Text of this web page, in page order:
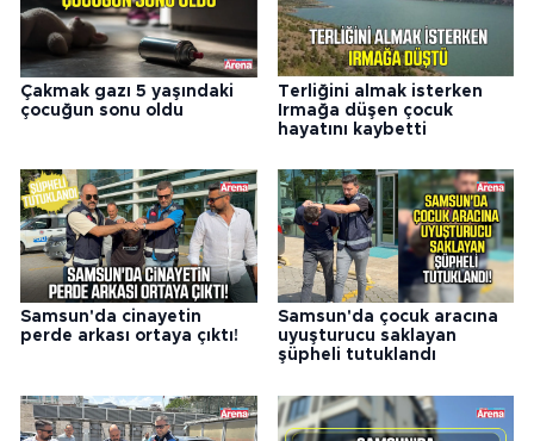
Çakmak gazı 5 yaşındaki
çocuğun sonu oldu
Terliğini almak isterken
Irmağa düşen çocuk
hayatını kaybetti
Samsun'da cinayetin
perde arkası ortaya çıktı!
Samsun'da çocuk aracına
uyuşturucu saklayan
şüpheli tutuklandı